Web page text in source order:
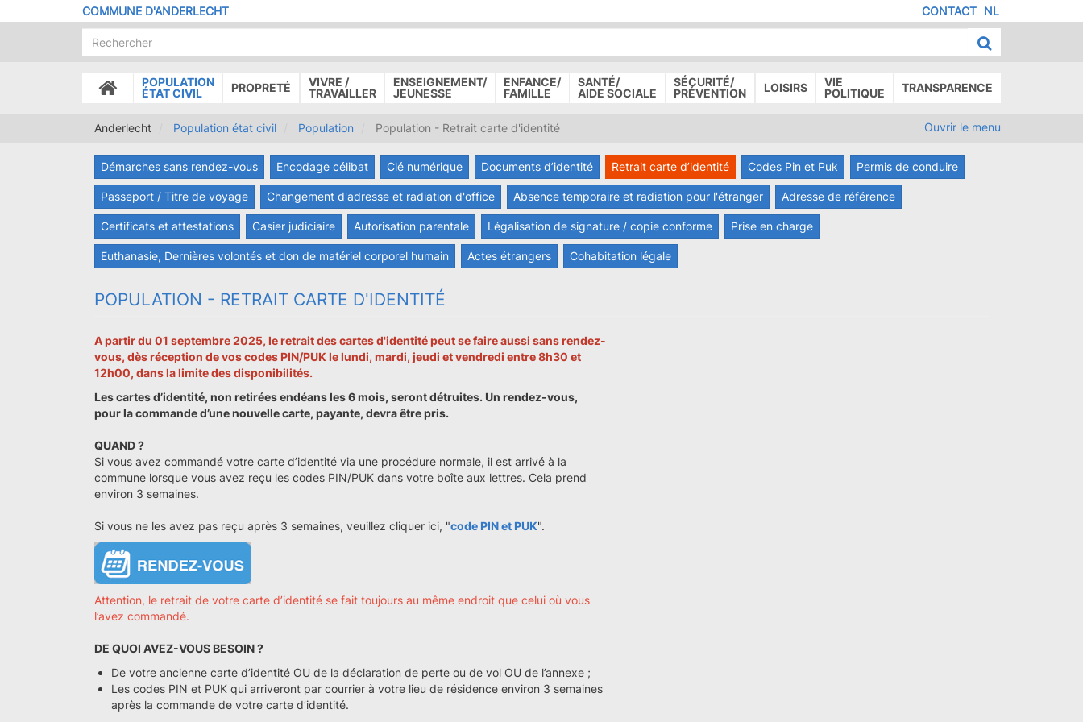
au
COMMUNE D'ANDERLECHT NL
MENU
DE
PAGE
CONTACT
ACCUEIL
POPULATION
ÉTAT CIVIL
PROPRETÉ
VIVRE /
TRAVAILLER
ENSEIGNEMENT/
JEUNESSE
ENFANCE/
FAMILLE
SANTÉ/
AIDE SOCIALE
SÉCURITÉ/
PRÉVENTION
LOISIRS
VIE
POLITIQUE
TRANSPARENCE
Anderlecht Population état civil Population Population - Retrait carte d'identité Ouvrir le menu
Démarches sans rendez-vous Encodage célibat Clé numérique Documents d’identité Retrait carte d’identité Codes Pin et Puk Permis de conduire
Passeport / Titre de voyage Changement d'adresse et radiation d'office Absence temporaire et radiation pour l'étranger Adresse de référence
Certificats et attestations Casier judiciaire Autorisation parentale Légalisation de signature / copie conforme Prise en charge
Euthanasie, Dernières volontés et don de matériel corporel humain Actes étrangers Cohabitation légale
POPULATION - RETRAIT CARTE D'IDENTITÉ
A partir du 01 septembre 2025, le retrait des cartes d'identité peut se faire aussi sans rendez-
vous, dès réception de vos codes PIN/PUK le lundi, mardi, jeudi et vendredi entre 8h30 et
12h00, dans la limite des disponibilités.
Les cartes d’identité, non retirées endéans les 6 mois, seront détruites. Un rendez-vous,
pour la commande d’une nouvelle carte, payante, devra être pris.
QUAND ?
Si vous avez commandé votre carte d’identité via une procédure normale, il est arrivé à la
commune lorsque vous avez reçu les codes PIN/PUK dans votre boîte aux lettres. Cela prend
environ 3 semaines.
Si vous ne les avez pas reçu après 3 semaines, veuillez cliquer ici, "code PIN et PUK".
Attention, le retrait de votre carte d’identité se fait toujours au même endroit que celui où vous
l’avez commandé.
DE QUOI AVEZ-VOUS BESOIN ?
De votre ancienne carte d’identité OU de la déclaration de perte ou de vol OU de l’annexe ;
Les codes PIN et PUK qui arriveront par courrier à votre lieu de résidence environ 3 semaines
après la commande de votre carte d’identité.